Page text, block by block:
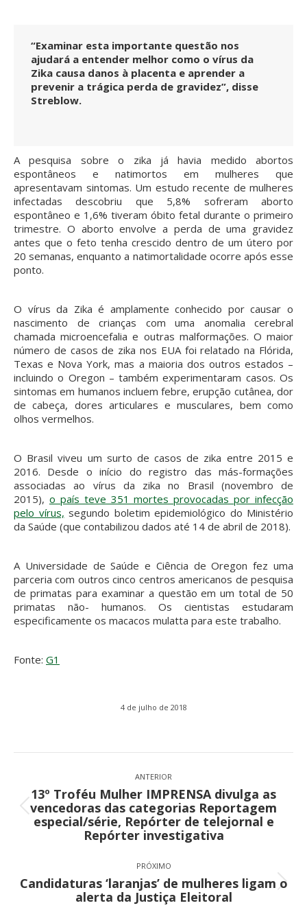
“Examinar esta importante questão nos
ajudará a entender melhor como o vírus da
Zika causa danos à placenta e aprender a
prevenir a trágica perda de gravidez”, disse
Streblow.
A pesquisa sobre o zika já havia medido abortos
espontâneos e natimortos em mulheres que
apresentavam sintomas. Um estudo recente de mulheres
infectadas descobriu que 5,8% sofreram aborto
espontâneo e 1,6% tiveram óbito fetal durante o primeiro
trimestre. O aborto envolve a perda de uma gravidez
antes que o feto tenha crescido dentro de um útero por
20 semanas, enquanto a natimortalidade ocorre após esse
ponto.
O vírus da Zika é amplamente conhecido por causar o
nascimento de crianças com uma anomalia cerebral
chamada microencefalia e outras malformações. O maior
número de casos de zika nos EUA foi relatado na Flórida,
Texas e Nova York, mas a maioria dos outros estados –
incluindo o Oregon – também experimentaram casos. Os
sintomas em humanos incluem febre, erupção cutânea, dor
de cabeça, dores articulares e musculares, bem como
olhos vermelhos.
O Brasil viveu um surto de casos de zika entre 2015 e
2016. Desde o início do registro das más-formações
associadas ao vírus da zika no Brasil (novembro de
2015), o país teve 351 mortes provocadas por infecção
pelo vírus, segundo boletim epidemiológico do Ministério
da Saúde (que contabilizou dados até 14 de abril de 2018).
A Universidade de Saúde e Ciência de Oregon fez uma
parceria com outros cinco centros americanos de pesquisa
de primatas para examinar a questão em um total de 50
primatas não- humanos. Os cientistas estudaram
especificamente os macacos mulatta para este trabalho.
Fonte: G1
4 de julho de 2018
post:
ANTERIOR
Post
anterior:
13º Troféu Mulher IMPRENSA divulga as
vencedoras das categorias Reportagem
especial/série, Repórter de telejornal e
Repórter investigativa
PRÓXIMO
Próximo
post:
Candidaturas ‘laranjas’ de mulheres ligam o
alerta da Justiça Eleitoral